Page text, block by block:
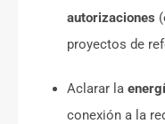
autorizaciones
proyectos de
Aclarar la
conexión a la